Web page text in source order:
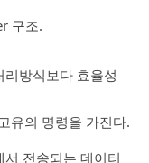
구조.
방식보다 효율성
유의 명령을 가진다.
전송되는 데이터